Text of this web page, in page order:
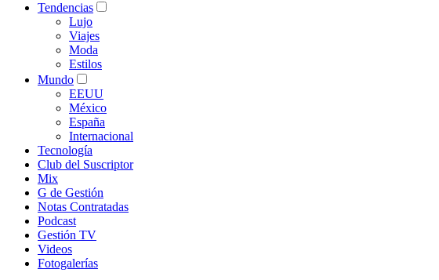
Tendencias
Lujo
Viajes
Moda
Estilos
Mundo
EEUU
México
España
Internacional
Tecnología
Club del Suscriptor
Mix
G de Gestión
Notas Contratadas
Podcast
Gestión TV
Videos
Fotogalerías